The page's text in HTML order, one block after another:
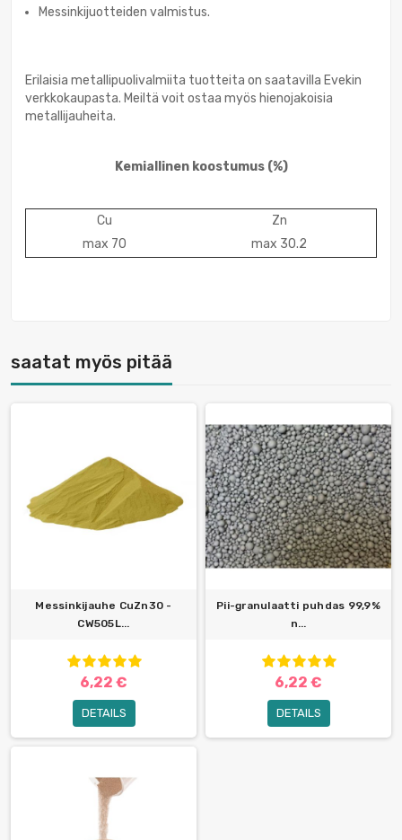
Messinkijuotteiden valmistus.
Erilaisia metallipuolivalmiita tuotteita on saatavilla Evekin
verkkokaupasta. Meiltä voit ostaa myös hienojakoisia
metallijauheita.
Kemiallinen koostumus (%)
Сu
Zn
max 70
max 30.2
saatat myös pitää
Messinkijauhe CuZn30 -
CW505L...
6,22 €
DETAILS
Pii-granulaatti puhdas 99,9%
n...
6,22 €
DETAILS